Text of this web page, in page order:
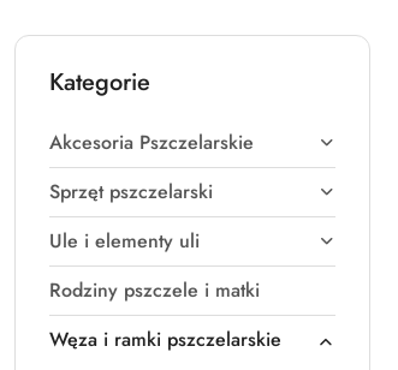
Kategorie
Akcesoria Pszczelarskie
Sprzęt pszczelarski
Ule i elementy uli
Rodziny pszczele i matki
Węza i ramki pszczelarskie